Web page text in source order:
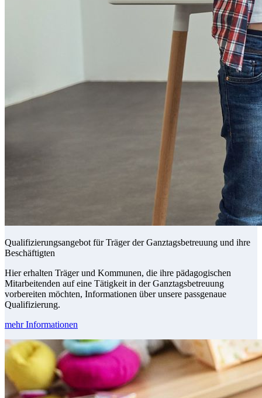
Qualifizierungsangebot für Träger der Ganztagsbetreuung und ihre
Beschäftigten
Hier erhalten Träger und Kommunen, die ihre pädagogischen
Mitarbeitenden auf eine Tätigkeit in der Ganztagsbetreuung
vorbereiten möchten, Informationen über unsere passgenaue
Qualifizierung.
mehr Informationen